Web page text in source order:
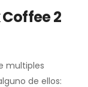
2
multiples
de ellos: